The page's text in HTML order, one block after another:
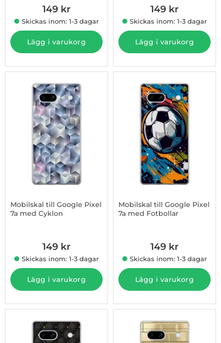
149 kr
Skickas inom: 1-3 dagar
Lägg i varukorg
149 kr
Skickas inom: 1-3 dagar
Lägg i varukorg
Mobilskal till Google Pixel
7a med Cyklon
149 kr
Skickas inom: 1-3 dagar
Lägg i varukorg
Mobilskal till Google Pixel
7a med Fotbollar
149 kr
Skickas inom: 1-3 dagar
Lägg i varukorg